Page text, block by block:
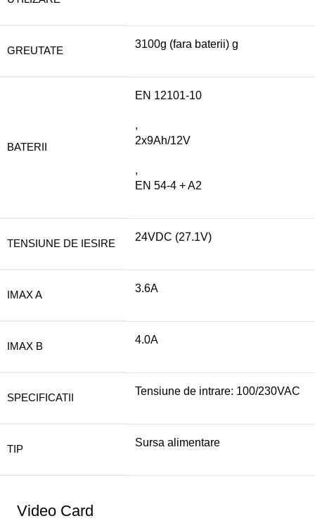
GREUTATE
3100g (fara baterii) g
BATERII
EN 12101-10
,
2x9Ah/12V
,
EN 54-4 + A2
TENSIUNE DE IESIRE
24VDC (27.1V)
IMAX A
3.6A
IMAX B
4.0A
SPECIFICATII
Tensiune de intrare: 100/230VAC
TIP
Sursa alimentare
Video Card